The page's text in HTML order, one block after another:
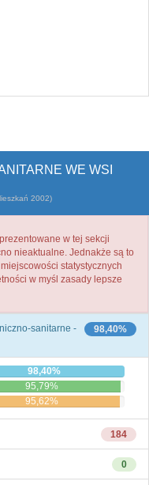
WE WSI
2002)
w tej sekcji
nieaktualne. Jednakże są to
statystycznych
w myśl zasady lepsze
98,40%
sanitarne -
98,40%
95,79%
95,62%
184
0